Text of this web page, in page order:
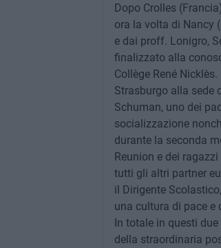
Dopo Crolles
ora la volta di Nancy
e dai proff. Lonigro,
finalizzato alla
Collège René
Strasburgo alla sede
Schuman, uno dei
socializzazione
durante la seconda
Reunion e dei
tutti gli altri partner
il Dirigente
una cultura di pace
In totale in questi
della straordinaria